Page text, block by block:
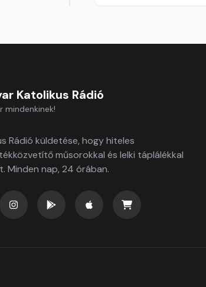
Katolikus Rádió
mindenkinek!
Rádió küldetése, hogy hiteles
műsorokkal és lelki táplálékkal
Minden nap, 24 órában.